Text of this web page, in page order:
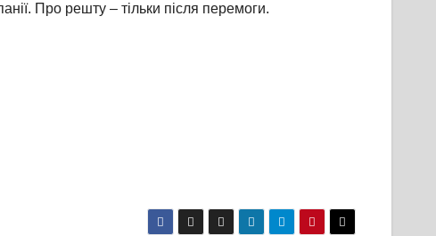
Про решту – тільки після перемоги.